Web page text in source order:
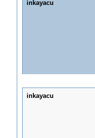
inkayacu
inkayacu